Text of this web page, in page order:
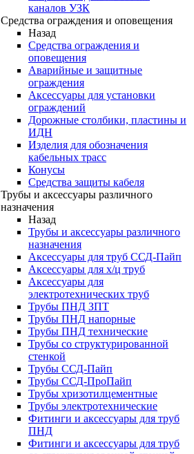
каналов УЗК
Средства ограждения и оповещения
Назад
Средства ограждения и
оповещения
Аварийные и защитные
ограждения
Аксессуары для установки
ограждений
Дорожные столбики, пластины и
ИДН
Изделия для обозначения
кабельных трасс
Конусы
Средства защиты кабеля
Трубы и аксессуары различного
назначения
Назад
Трубы и аксессуары различного
назначения
Аксессуары для труб ССД-Пайп
Аксессуары для х/ц труб
Аксессуары для
электротехнических труб
Трубы ПНД ЗПТ
Трубы ПНД напорные
Трубы ПНД технические
Трубы со структурированной
стенкой
Трубы ССД-Пайп
Трубы ССД-ПроПайп
Трубы хризотилцементные
Трубы электротехнические
Фитинги и аксессуары для труб
ПНД
Фитинги и аксессуары для труб